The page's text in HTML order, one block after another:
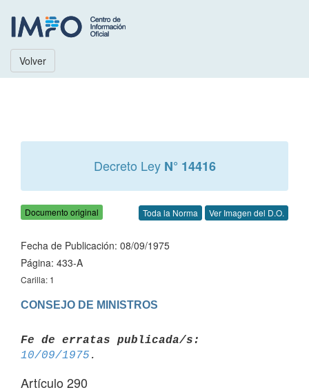
Volver
Decreto Ley N° 14416
Documento original Toda la Norma Ver Imagen del D.O.
Fecha de Publicación: 08/09/1975
Página: 433-A
Carilla: 1
CONSEJO DE MINISTROS
Fe de erratas publicada/s:
10/09/1975
Artículo 290